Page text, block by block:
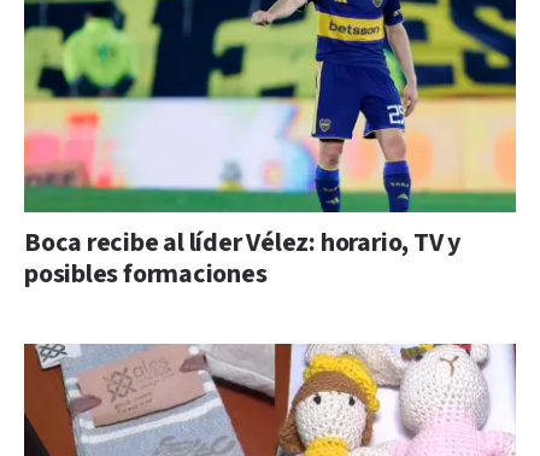
Boca recibe al líder Vélez: horario, TV y
posibles formaciones